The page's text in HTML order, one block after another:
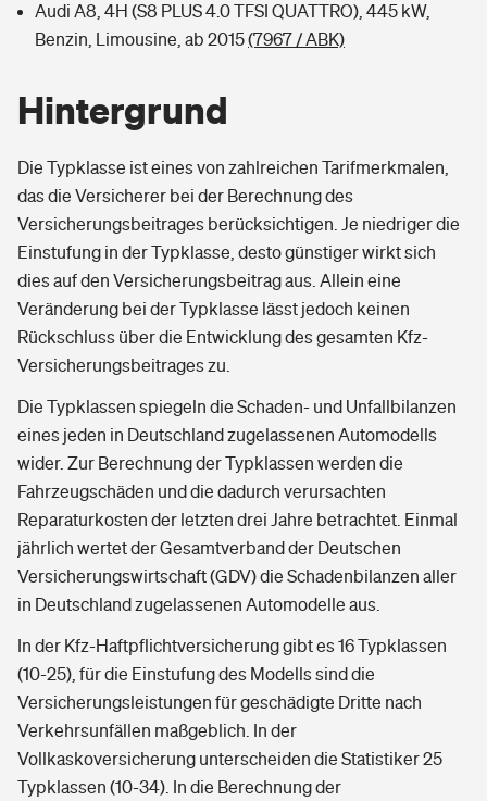
Audi A8, 4H (S8 PLUS 4.0 TFSI QUATTRO), 445 kW,
Benzin, Limousine, ab 2015(7967 / ABK)
Hintergrund
Die Typklasse ist eines von zahlreichen Tarifmerkmalen,
das die Versicherer bei der Berechnung des
Versicherungsbeitrages berücksichtigen. Je niedriger die
Einstufung in der Typklasse, desto günstiger wirkt sich
dies auf den Versicherungsbeitrag aus. Allein eine
Veränderung bei der Typklasse lässt jedoch keinen
Rückschluss über die Entwicklung des gesamten Kfz-
Versicherungsbeitrages zu.
Die Typklassen spiegeln die Schaden- und Unfallbilanzen
eines jeden in Deutschland zugelassenen Automodells
wider. Zur Berechnung der Typklassen werden die
Fahrzeugschäden und die dadurch verursachten
Reparaturkosten der letzten drei Jahre betrachtet. Einmal
jährlich wertet der Gesamtverband der Deutschen
Versicherungswirtschaft (GDV) die Schadenbilanzen aller
in Deutschland zugelassenen Automodelle aus.
In der Kfz-Haftpflichtversicherung gibt es 16 Typklassen
(10-25), für die Einstufung des Modells sind die
Versicherungsleistungen für geschädigte Dritte nach
Verkehrsunfällen maßgeblich. In der
Vollkaskoversicherung unterscheiden die Statistiker 25
Typklassen (10-34). In die Berechnung der